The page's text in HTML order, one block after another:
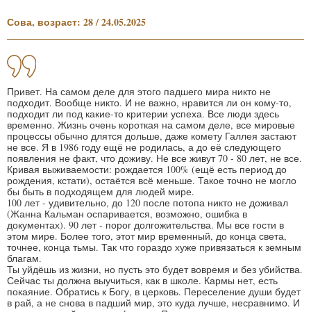
Сова, возраст: 28 / 24.05.2025
Привет. На самом деле для этого падшего мира никто не
подходит. Вообще никто. И не важно, нравится ли он кому-то,
подходит ли под какие-то критерии успеха. Все люди здесь
временно. Жизнь очень короткая на самом деле, все мировые
процессы обычно длятся дольше, даже комету Галлея застают
не все. Я в 1986 году ещё не родилась, а до её следующего
появления не факт, что доживу. Не все живут 70 - 80 лет, не все.
Кривая выживаемости: рождается 100% (ещё есть период до
рождения, кстати), остаётся всё меньше. Такое точно не могло
бы быть в подходящем для людей мире.
100 лет - удивительно, до 120 после потопа никто не доживал
(Жанна Кальман оспаривается, возможно, ошибка в
документах). 90 лет - порог долгожительства. Мы все гости в
этом мире. Более того, этот мир временный, до конца света,
точнее, конца тьмы. Так что гораздо хуже привязаться к земным
благам.
Ты уйдёшь из жизни, но пусть это будет вовремя и без убийства.
Сейчас ты должна выучиться, как в школе. Кармы нет, есть
покаяние. Обратись к Богу, в церковь. Переселение души будет
в рай, а не снова в падший мир, это куда лучше, несравнимо. И